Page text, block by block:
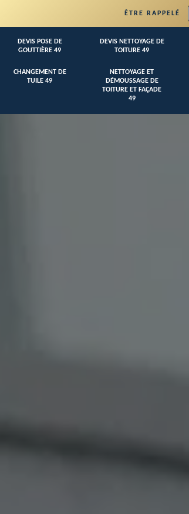
ÊTRE RAPPELÉ
DEVIS POSE DE
GOUTTIÈRE 49
DEVIS NETTOYAGE DE
TOITURE 49
CHANGEMENT DE
TUILE 49
NETTOYAGE ET
DÉMOUSSAGE DE
TOITURE ET FAÇADE
49